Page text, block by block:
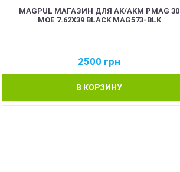
MAGPUL МАГАЗИН ДЛЯ AK/AKM PMAG 30
MOE 7.62X39 BLACK MAG573-BLK
2500 грн
В КОРЗИНУ